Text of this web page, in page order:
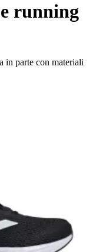
running
in parte con materiali